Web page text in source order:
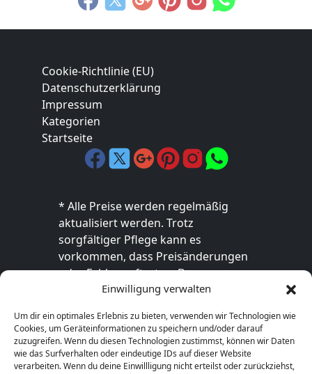
Einwilligung verwalten
Um dir ein optimales Erlebnis zu bieten, verwenden wir Technologien wie
Cookies, um Geräteinformationen zu speichern und/oder darauf
zuzugreifen. Wenn du diesen Technologien zustimmst, können wir Daten
wie das Surfverhalten oder eindeutige IDs auf dieser Website
verarbeiten. Wenn du deine Einwillligung nicht erteilst oder zurückziehst,
Cookie-Richtlinie (EU)
Datenschutzerklärung
Impressum
Kategorien
Startseite
* Alle Preise werden regelmäßig
aktualisiert werden. Trotz
sorgfältiger Pflege kann es
vorkommen, dass Preisänderungen
oder Fehler auftreten. Der
endgültige Preis sowie die
ausschließlich im jeweiligen Online-
Shop des Anbieters verbindlich. Bitte
überprüfe den Preis vor dem Kauf